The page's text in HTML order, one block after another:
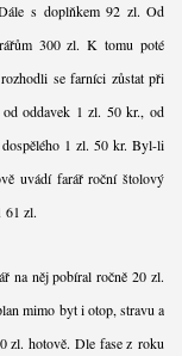
s doplňkem 92 zl. Od
300 zl. K tomu poté
se farníci zůstat při
oddavek 1 zl. 50 kr., od
1 zl. 50 kr. Byl-li
uvádí farář roční štolový
61 zl.
na něj pobíral ročně 20 zl.
mimo byt i otop, stravu a
zl. hotově. Dle fase z roku